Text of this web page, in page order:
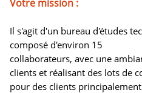
Votre mission :
Il s'agit d'un bureau d'études
composé d'environ 15
collaborateurs, avec une
clients et réalisant des lots de
pour des clients